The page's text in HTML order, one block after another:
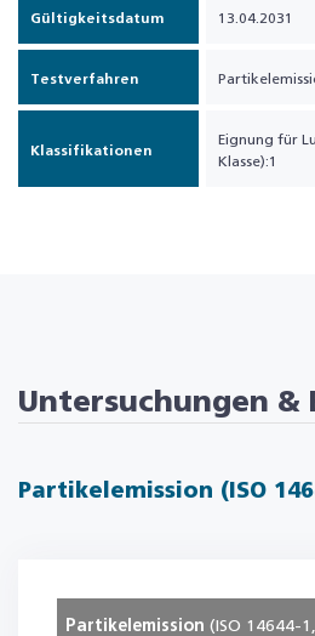
Gültigkeitsdatum 13.04.2031
Testverfahren
Klassifikationen
Eignung für
Klasse):1
Untersuchungen &
Partikelemission (ISO
Partikelemission(ISO 14644-